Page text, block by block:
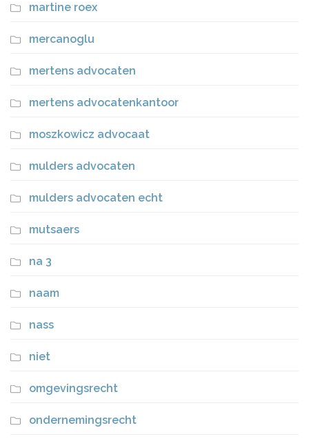
martine roex
mercanoglu
mertens advocaten
mertens advocatenkantoor
moszkowicz advocaat
mulders advocaten
mulders advocaten echt
mutsaers
na 3
naam
nass
niet
omgevingsrecht
ondernemingsrecht